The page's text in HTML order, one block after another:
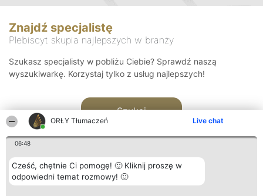
ORŁY Tłumaczeń Live chat
06:48
Cześć, chętnie Ci pomogę! 🙂 Kliknij proszę w
odpowiedni temat rozmowy! 🙂
Znajdź specjalistę
Plebiscyt skupia najlepszych w branży
Szukasz specjalisty w pobliżu Ciebie? Sprawdź naszą
wyszukiwarkę. Korzystaj tylko z usług najlepszych!
Szukaj